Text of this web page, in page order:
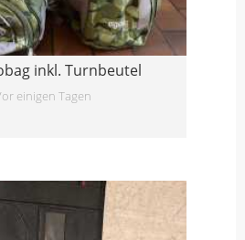
inkl. Turnbeutel
einigen Tagen